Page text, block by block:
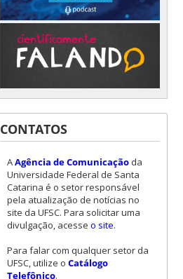
CONTATOS
AAgência de Comunicaçãoda
Universidade Federal de Santa
Catarina é o setor responsável
pela atualização de notícias no
site da UFSC. Para solicitar uma
divulgação, acesse o site.
Para falar com qualquer setor da
UFSC, utilize o Catálogo
Telefônico.